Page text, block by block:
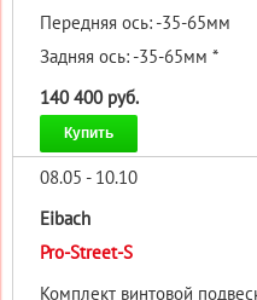
Передняя ось: -35-65мм
Задняя ось: -35-65мм *
140 400 руб.
Купить
08.05 - 10.10
Eibach
Pro-Street-S
Комплект винтовой